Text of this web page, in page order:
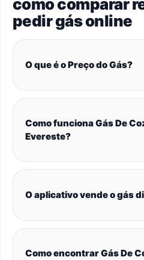
como comparar
pedir gás online
O que é o Preço do Gás?
Como funciona Gás De
Evereste?
O aplicativo vende o gás
Como encontrar Gás De